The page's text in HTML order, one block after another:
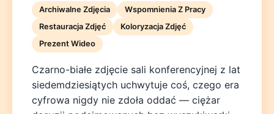
Archiwalne Zdjęcia
Wspomnienia Z Pracy
Restauracja Zdjęć
Koloryzacja Zdjęć
Prezent Wideo
Czarno-białe zdjęcie sali konferencyjnej z lat
siedemdziesiątych uchwytuje coś, czego era
cyfrowa nigdy nie zdoła oddać — ciężar